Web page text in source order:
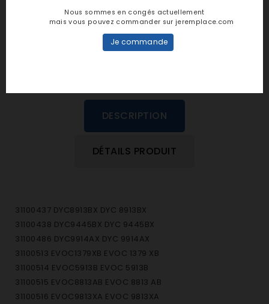
personne n'a encore posté d'avis
dans cette langue
DESCRIPTION
DÉTAILS PRODUIT
31100437 DYC8913BX DYC 8913BX
31100438 DYC9445BX DYC 9445BX
31100486 DYC9914AX DYC 9914AX
31100513 EVOC1379XB EVOC 1379 XB
31100514 EVOC5913B EVOC 5913B
31100515 EVOC8813AB EVOC 8813 AB
31100516 EVOC9813XA EVOC 9813XA
Nous sommes en congés actuellement
mais vous pouvez commander sur jeremplace.com
Je commande